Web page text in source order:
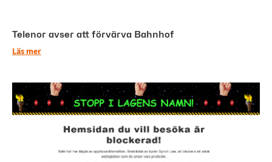
Telenor avser att förvärva Bahnhof
Läs mer